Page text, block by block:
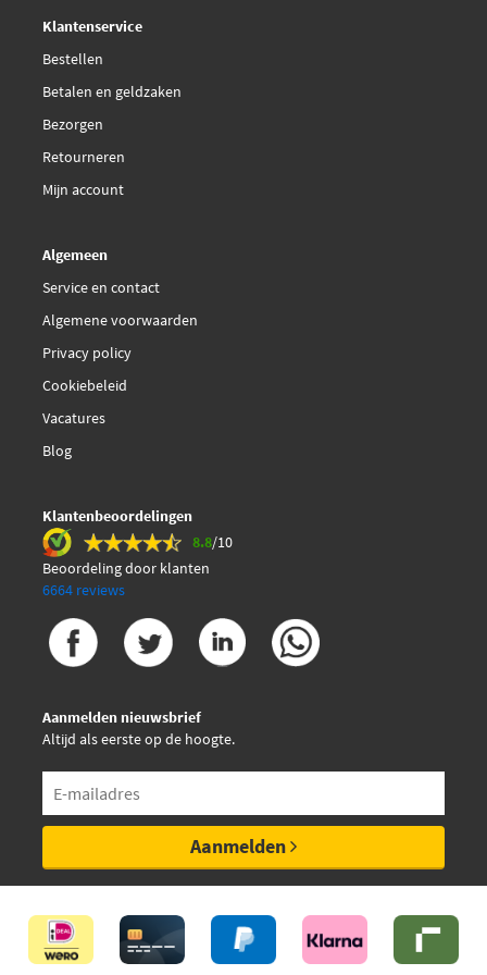
Klantenservice
Bestellen
Betalen en geldzaken
Bezorgen
Retourneren
Mijn account
Algemeen
Service en contact
Algemene voorwaarden
Privacy policy
Cookiebeleid
Vacatures
Blog
Klantenbeoordelingen
8.8/10
Beoordeling door klanten
6664 reviews
Aanmelden nieuwsbrief
Altijd als eerste op de hoogte.
Aanmelden